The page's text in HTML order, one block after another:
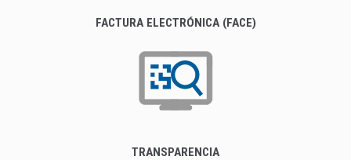
FACTURA ELECTRÓNICA (FACE)
TRANSPARENCIA